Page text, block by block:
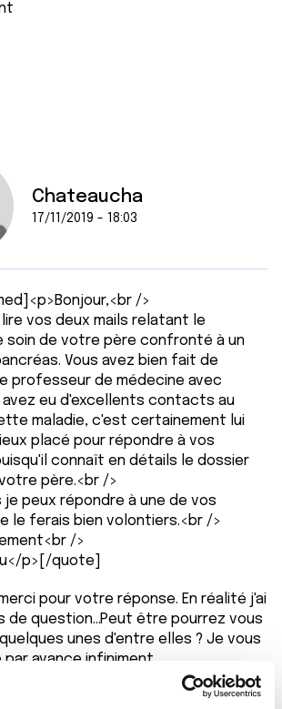
Chateaucha
17/11/2019 - 18:03
/>
vos deux mails relatant le
soin de votre père confronté à un
Vous avez bien fait de
professeur de médecine avec
avez eu d'excellents contacts au
maladie, c'est certainement lui
placé pour répondre à vos
connaît en détails le dossier
père.<br />
peux répondre à une de vos
le ferais bien volontiers.<br />
/>
p>[/quote]
pour votre réponse. En réalité j'ai
de question...Peut être pourrez vous
unes d'entre elles ? Je vous
avance infiniment.
peut provoquer un bouchon dans